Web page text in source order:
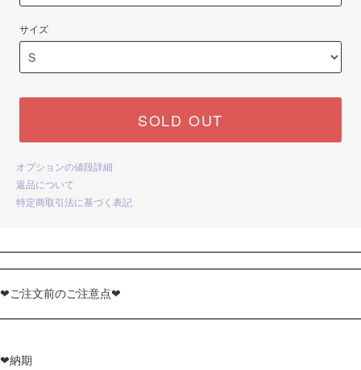
サイズ
SOLD OUT
オプションの値段詳細
返品について
特定商取引法に基づく表記
❤ご注文前のご注意点❤
❤納期